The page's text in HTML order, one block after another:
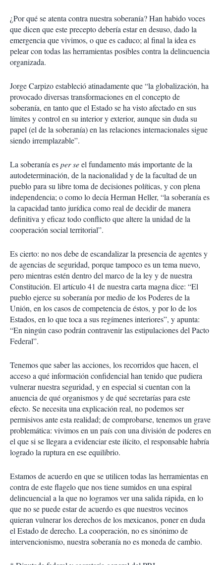
¿Por qué se atenta contra nuestra soberanía? Han habido voces
que dicen que este precepto debería estar en desuso, dado la
emergencia que vivimos, o que es caduco; al final la idea es
pelear con todas las herramientas posibles contra la delincuencia
organizada.
Jorge Carpizo estableció atinadamente que “la globalización, ha
provocado diversas transformaciones en el concepto de
soberanía, en tanto que el Estado se ha visto afectado en sus
límites y control en su interior y exterior, aunque sin duda su
papel (el de la soberanía) en las relaciones internacionales sigue
siendo irremplazable”.
La soberanía esper seel fundamento más importante de la
autodeterminación, de la nacionalidad y de la facultad de un
pueblo para su libre toma de decisiones políticas, y con plena
independencia; o como lo decía Herman Heller, “la soberanía es
la capacidad tanto jurídica como real de decidir de manera
definitiva y eficaz todo conflicto que altere la unidad de la
cooperación social territorial”.
Es cierto: no nos debe de escandalizar la presencia de agentes y
de agencias de seguridad, porque tampoco es un tema nuevo,
pero mientras estén dentro del marco de la ley y de nuestra
Constitución. El artículo 41 de nuestra carta magna dice: “El
pueblo ejerce su soberanía por medio de los Poderes de la
Unión, en los casos de competencia de éstos, y por lo de los
Estados, en lo que toca a sus regímenes interiores”, y apunta:
“En ningún caso podrán contravenir las estipulaciones del Pacto
Federal”.
Tenemos que saber las acciones, los recorridos que hacen, el
acceso a qué información confidencial han tenido que pudiera
vulnerar nuestra seguridad, y en especial si cuentan con la
anuencia de qué organismos y de qué secretarías para este
efecto. Se necesita una explicación real, no podemos ser
permisivos ante esta realidad; de comprobarse, tenemos un grave
problemática: vivimos en un país con una división de poderes en
el que si se llegara a evidenciar este ilícito, el responsable habría
logrado la ruptura en ese equilibrio.
Estamos de acuerdo en que se utilicen todas las herramientas en
contra de este flagelo que nos tiene sumidos en una espiral
delincuencial a la que no logramos ver una salida rápida, en lo
que no se puede estar de acuerdo es que nuestros vecinos
quieran vulnerar los derechos de los mexicanos, poner en duda
el Estado de derecho. La cooperación, no es sinónimo de
intervencionismo, nuestra soberanía no es moneda de cambio.